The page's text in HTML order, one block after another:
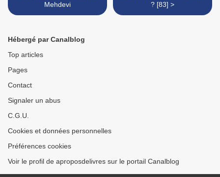
Mehdevi
? [83] >
Hébergé par Canalblog
Top articles
Pages
Contact
Signaler un abus
C.G.U.
Cookies et données personnelles
Préférences cookies
Voir le profil de aproposdelivres sur le portail Canalblog